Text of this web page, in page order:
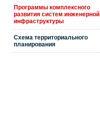
Программы комплексного
развития систем инженерной
инфраструктуры
Схема территориального
планирования